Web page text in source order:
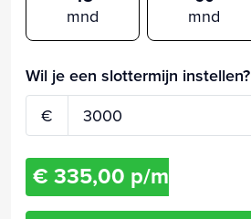
mnd mnd
Wil je een slottermijn instellen?
€
€ 335,00 p/m